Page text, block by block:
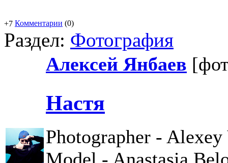
+7 Комментарии (0)
Раздел: Фотография
Алексей Янбаев
Настя
Photographer - Alexey